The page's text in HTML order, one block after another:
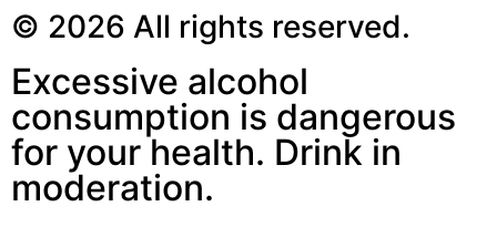
© 2026 All rights reserved.
Excessive alcohol
consumption is dangerous
for your health. Drink in
moderation.